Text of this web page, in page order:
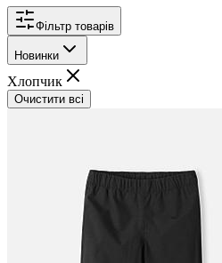
Фільтр товарів
Новинки
Хлопчик
Очистити всі